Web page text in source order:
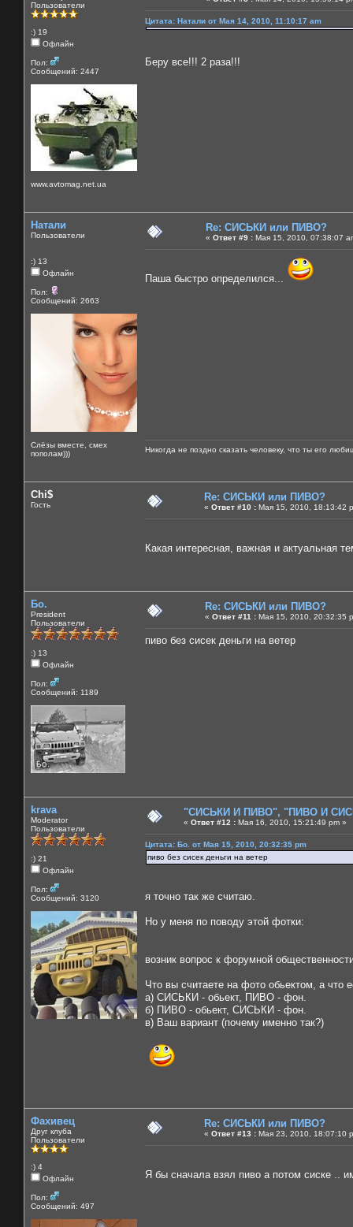
Пользователи
:) 19
Офлайн
Пол:
Сообщений: 2447
www.avtomag.net.ua
Цитата: Натали от Мая 14, 2010, 11:10:17 am
Беру все!!! 2 раза!!!
Натали
Пользователи
:) 13
Офлайн
Пол:
Сообщений: 2663
Слёзы вместе, смех
пополам)))
Re: СИСЬКИ или ПИВО?
« Ответ #9 : Мая 15, 2010, 07:38:07
Паша быстро определился...
Никогда не поздно сказать человеку, что ты его
Chi$
Гость
Re: СИСЬКИ или ПИВО?
« Ответ #10 : Мая 15, 2010, 18:13:42
Какая интересная, важная и актуальная
Бо.
President
Пользователи
:) 13
Офлайн
Пол:
Сообщений: 1189
Re: СИСЬКИ или ПИВО?
« Ответ #11 : Мая 15, 2010, 20:32:35
пиво без сисек деньги на ветер
krava
Moderator
Пользователи
:) 21
Офлайн
Пол:
Сообщений: 3120
"СИСЬКИ И ПИВО", "ПИВО И
« Ответ #12 : Мая 16, 2010, 15:21:49 pm »
Цитата: Бо. от Мая 15, 2010, 20:32:35 pm
пиво без сисек деньги на ветер
я точно так же считаю.
Но у меня по поводу этой фотки:
возник вопрос к форумной
Что вы считаете на фото обьектом, а что
а) СИСЬКИ - обьект, ПИВО - фон.
б) ПИВО - обьект, СИСЬКИ - фон.
в) Ваш вариант (почему именно так?)
Фахивец
Друг клуба
Пользователи
:) 4
Офлайн
Пол:
Сообщений: 497
Re: СИСЬКИ или ПИВО?
« Ответ #13 : Мая 23, 2010, 18:07:10
Я бы сначала взял пиво а потом сиске ..